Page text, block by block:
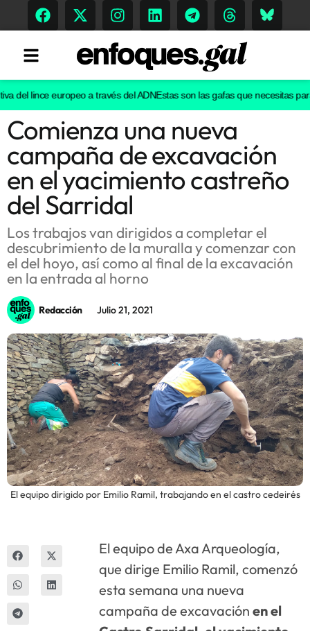
Tendencias
Memoria Histórica
Gastronomía
Escenarios
Sostenibilidad
Innova
lince europeo a través del ADNEstas son las gafas que necesitas para
Comienza una nueva
campaña de excavación
en el yacimiento castreño
del Sarridal
Los trabajos van dirigidos a completar el
descubrimiento de la muralla y comenzar con
el del hoyo, así como al final de la excavación
en la entrada al horno
Redacción Julio 21, 2021
El equipo dirigido por Emilio Ramil, trabajando en el castro cedeirés
El equipo de Axa Arqueología,
que dirige Emilio Ramil, comenzó
esta semana una nueva
campaña de excavaciónen el